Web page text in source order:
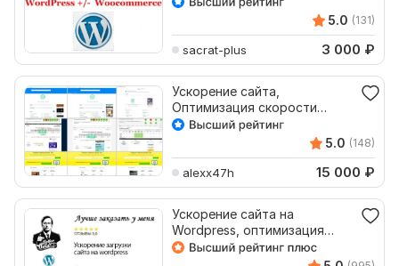
5.0 (131)
sacrat-plus 3 000 ₽
Ускорение сайта,
Оптимизация скорости
загрузки, PageSpeed Speed
5.0 (148)
alexx47h 15 000 ₽
Ускорение сайта на
Wordpress, оптимизация
загрузки Elementor